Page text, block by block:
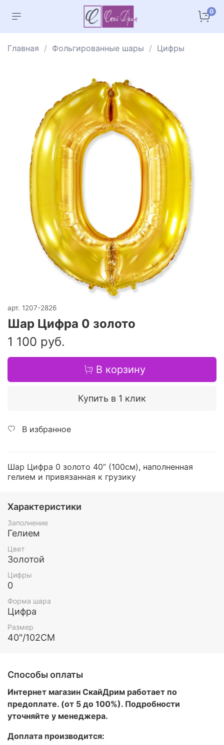
0
Главная Фольгированные шары Цифры
арт. 1207-2826
Шар Цифра 0 золото
1 100 руб.
В корзину
Купить в 1 клик
В избранное
Шар Цифра 0 золото 40” (100см), наполненная
гелием и привязанная к грузику
Характеристики
Заполнение
Гелием
Цвет
Золотой
Цифры
0
Форма шара
Цифра
Размер
40"/102СМ
Способы оплаты
Интернет магазин СкайДрим работает по
предоплате. (от 5 до 100%). Подробности
уточняйте у менеджера.
Доплата производится: